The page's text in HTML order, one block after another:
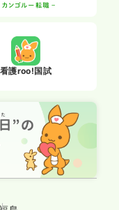
看護roo!国試